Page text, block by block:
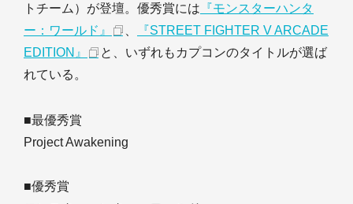
トチーム）が登壇。優秀賞には 『モンスターハンタ
ー：ワールド』
『STREET FIGHTER V ARCADE
EDITION』
と、いずれもカプコンのタイトルが選ば
れている。
■最優秀賞
Project Awakening
■優秀賞